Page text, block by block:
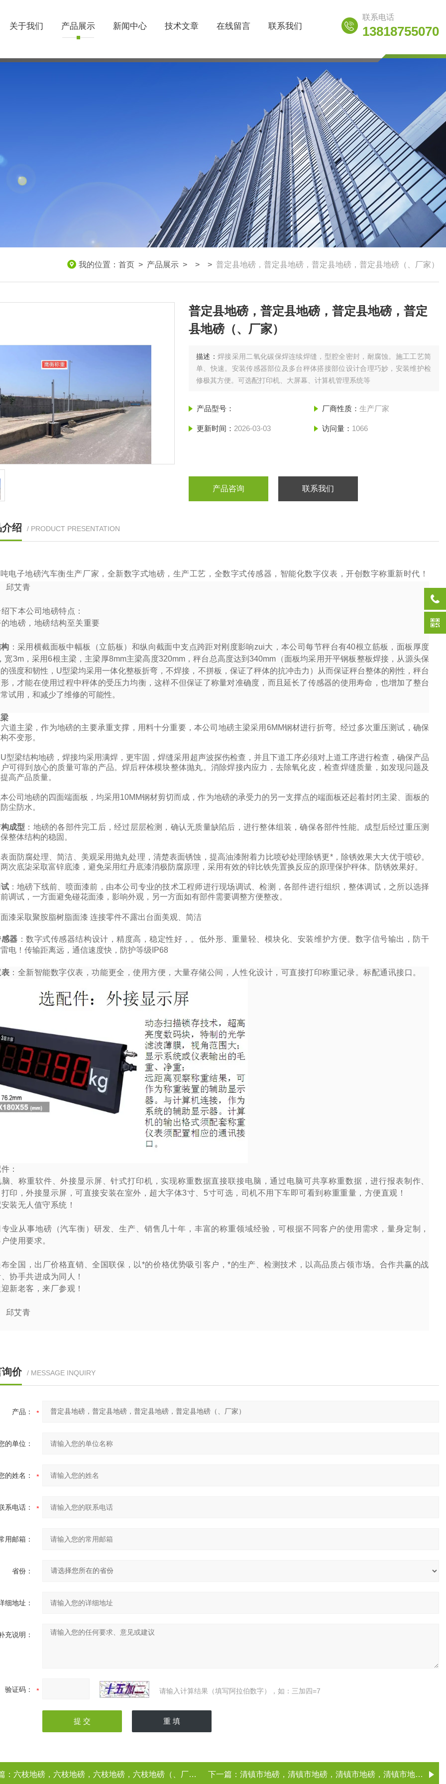
关于我们 产品展示 新闻中心 技术文章 在线留言 联系我们
联系电话
13818755070
我的位置： 首页 > 产品展示 > > > 普定县地磅，普定县地磅，普定县地磅，普定县地磅（、厂家）
普定县地磅，普定县地磅，普定县地磅，普定
县地磅（、厂家）
描述：焊接采用二氧化碳保焊连续焊缝，型腔全密封，耐腐蚀。施工工艺简
单、快速。安装传感器部位及多台秤体搭接部位设计合理巧妙，安装维护检
修极其方便。可选配打印机、大屏幕、计算机管理系统等
产品型号： 厂商性质： 生产厂家
更新时间： 2026-03-03 访问量： 1066
产品咨询 联系我们
绍 / PRODUCT PRESENTATION
吨电子地磅汽车衡生产厂家，全新数字式地磅，生产工艺，全数字式传感器，智能化数字仪表，开创数字称重新时代！
邱艾青
下本公司地磅特点：
地磅，地磅结构至关重要
：采用横截面板中幅板（立筋板）和纵向截面中支点跨距对刚度影响zui大，本公司每节秤台有40根立筋板，面板厚度
宽3m，采用6根主梁，主梁厚8mm主梁高度320mm，秤台总高度达到340mm （面板均采用开平钢板整板焊接，从源头保
强度和韧性， U型梁均采用一体化整板折弯，不焊接，不拼板，保证了秤体的抗冲击力）从而保证秤台整体的刚性，秤台
，才能在使用过程中秤体的受压力均衡，这样不但保证了称量对准确度，而且延长了传感器的使用寿命，也增加了整台
试用，和减少了维修的可能性。
道主梁，作为地磅的主要承重支撑，用料十分重要，本公司地磅主梁采用6MM钢材进行折弯。经过多次重压测试，确保
不变形。
U型梁结构地磅，焊接均采用满焊，更牢固，焊缝采用超声波探伤检查，并且下道工序必须对上道工序进行检查，确保产品
可得到放心的质量可靠的产品。焊后秤体模块整体抛丸。消除焊接内应力，去除氧化皮，检查焊缝质量，如发现问题及
高产品质量。
本公司地磅的四面端面板，均采用10MM钢材剪切而成，作为地磅的承受力的另一支撑点的端面板还起着封闭主梁、面板的
尘防水。
成型 ： 地磅的各部件完工后，经过层层检测，确认无质量缺陷后，进行整体组装，确保各部件性能。成型后经过重压测
整体结构的稳固。
表面防腐处理、简洁、美观采用抛丸处理，清楚表面锈蚀，提高油漆附着力比喷砂处理除锈更*，除锈效果大大优于喷砂。
次底柒采取富锌底漆，避免采用红丹底漆消极防腐原理，采用有效的锌比铁先置换反应的原理保护秤体。防锈效果好。
：地磅下线前、喷面漆前，由本公司专业的技术工程师进行现场调试、检测，各部件进行组织，整体调试，之所以选择
调试，一方面避免碰花面漆，影响外观，另一方面如有部件需要调整方便整改。
面漆采取聚胺脂树脂面漆 连接零件不露出台面美观、简洁
器 ：数字式传感器结构设计，精度高，稳定性好，。低外形、重量轻、模块化、安装维护方便。数字信号输出，防干
电！传输距离远，通信速度快，防护等级IP68
：全新智能数字仪表，功能更全，使用方便，大量存储公间，人性化设计，可直接打印称重记录。标配通讯接口。
：
、称重软件、外接显示屏、针式打印机，实现称重数据直接联接电脑，通过电脑可共享称重数据，进行报表制作、
印，外接显示屏，可直接安装在室外，超大字体3寸、 5寸可选，司机不用下车即可看到称重重量，方便直观！
装无人值守系统！
业从事地磅（汽车衡）研发、生产、销售几十年，丰富的称重领域经验，可根据不同客户的使用需求，量身定制，
使用要求。
全国，出厂价格直销、全国联保，以*的价格优势吸引客户，*的生产、检测技术，以高品质占领市场。合作共赢的战
协手共进成为同人！
新老客，来厂参观！
邱艾青
价 / MESSAGE INQUIRY
产品：
的单位：
的姓名：
系电话：
用邮箱：
省份：
细地址：
充说明：
验证码： 请输入计算结果（填写阿拉伯数字），如：三加四=7
： 六枝地磅，六枝地磅，六枝地磅，六枝地磅（、厂家） 下一篇： 清镇市地磅，清镇市地磅，清镇市地磅，清镇市地磅（、厂家）